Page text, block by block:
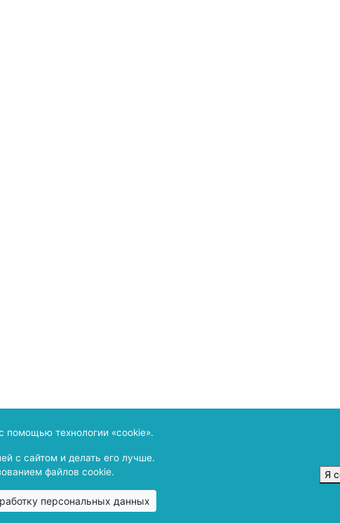
помощью технологии «cookie».
с сайтом и делать его лучше.
файлов cookie.
персональных данных
Я
по надзору в сфере связи и массовых коммуникаций
2009 -2026. Все права зарезервированы.
государственный университет